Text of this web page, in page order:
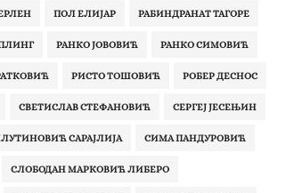
ПОЛ ЕЛИЈАР РАБИНДРАНАТ ТАГОРЕ
РАНКО ЈОВОВИЋ РАНКО СИМОВИЋ
РИСТО ТОШОВИЋ РОБЕР ДЕСНОС
СВЕТИСЛАВ СТЕФАНОВИЋ СЕРГЕЈ ЈЕСЕЊИН
САРАЈЛИЈА СИМА ПАНДУРОВИЋ
СЛОБОДАН МАРКОВИЋ ЛИБЕРО